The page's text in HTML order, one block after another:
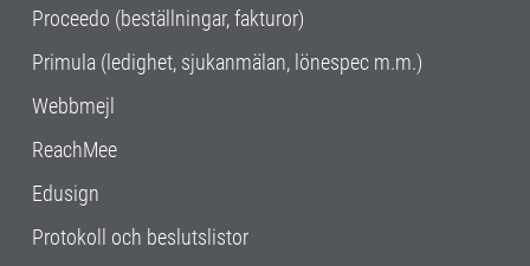
Proceedo (beställningar, fakturor)
Primula (ledighet, sjukanmälan, lönespec m.m.)
Webbmejl
ReachMee
Edusign
Protokoll och beslutslistor